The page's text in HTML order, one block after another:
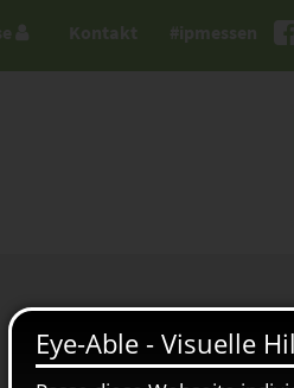
#ipmessen
Kontakt